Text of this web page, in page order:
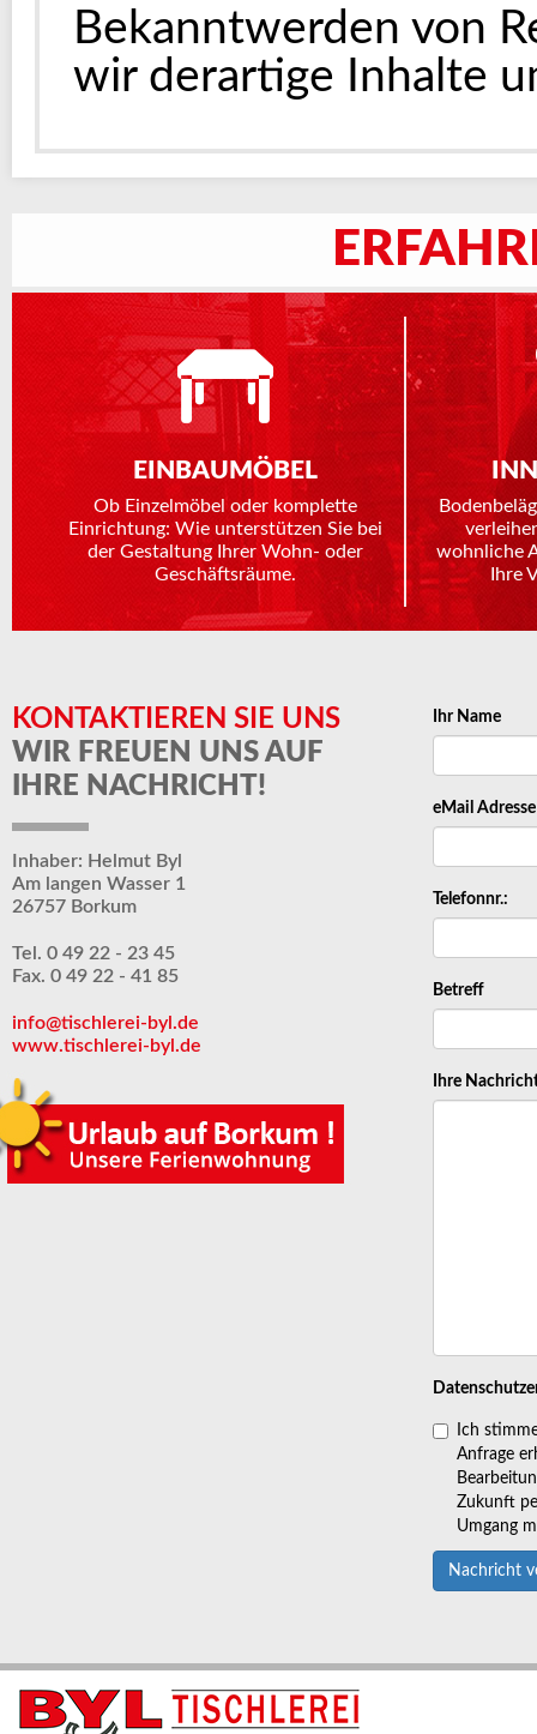
Bekanntwerden von
wir derartige Inhalte
EINBAUMÖBEL
Ob Einzelmöbel oder komplette
Einrichtung: Wie unterstützen Sie bei
der Gestaltung Ihrer Wohn- oder
Geschäftsräume.
wohnliche
Ihre
KONTAKTIEREN SIE UNS
WIR FREUEN UNS AUF
IHRE NACHRICHT!
Inhaber: Helmut Byl
Am langen Wasser 1
26757 Borkum
Tel. 0 49 22 - 23 45
Fax. 0 49 22 - 41 85
info@tischlerei-byl.de
www.tischlerei-byl.de
Ihr Name
eMail Adresse
Telefonnr.:
Betreff
Ihre
Ich
Anfrage
Zukunft
Umgang
Nachricht